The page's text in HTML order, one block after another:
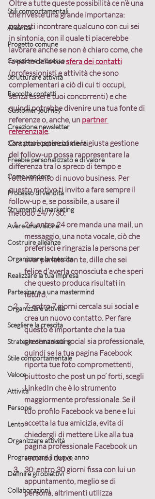
Stili comportamentali
Alleanza
Progetto comune
Creazione processo
Strutturare attività
Raccolta contatti
Customer journey
Creazione newsletter
Contattare potenziali clienti
Freebie personalizzato e di valore
Come vendere
Processo di vendita
Strumenti di marketing
Avere una visione
Costruire alleanze
Organizzare la crescita
Realizzare la tua impresa
Partecipare a una mastermind
Organizzare attività
Scegliere la crescita
Strategie di marketing
Stile comportamentale
Veloce
Attività
Persone
Lento
Organizzare attività
Programmare il nuovo anno
Definire gli obiettivi
Collaborazioni
Oltre a tutte queste possibilità ce n’è una
che riveste una grande importanza:
potresti incontrare qualcuno con cui sei
in sintonia, con il quale ti piacerebbe
lavorare anche se non è chiaro come, che
fa parte della tua sfera dei contatti
(professionisti e attività che sono
complementari a ciò di cui ti occupi,
senza essere tuoi concorrenti) e che
quindi potrebbe divenire una tua fonte di
referenze o, anche, un partner
referenziale.
Ora puoi capire come la giusta gestione
del follow-up possa rappresentare la
differenza tra lo spreco di tempo e
l’ottenimento di nuovo business. Per
questo motivo ti invito a fare sempre il
follow-up e, se possibile, a usare il
metodo 24/7/30:
24: entro 24 ore manda una mail, un
messaggio, una nota vocale, ciò che
preferisci e ringrazia la persona per
aver parlato con te, dille che sei
felice d’averla conosciuta e che speri
che questo produca risultati in
futuro.
7: entro 7 giorni cercala sui social e
crea un nuovo contatto. Per fare
questo è importante che la tua
presenza sui social sia professionale,
quindi se la tua pagina Facebook
riporta tue foto compromettenti,
piuttosto che post un po’ forti, scegli
LinkedIn che è lo strumento
maggiormente professionale. Se il
tuo profilo Facebook va bene e lui
accetta la tua amicizia, evita di
chiedergli di mettere Like alla tua
pagina professionale Facebook un
secondo dopo.
30: entro 30 giorni fissa con lui un
appuntamento, meglio se di
persona, altrimenti utilizza